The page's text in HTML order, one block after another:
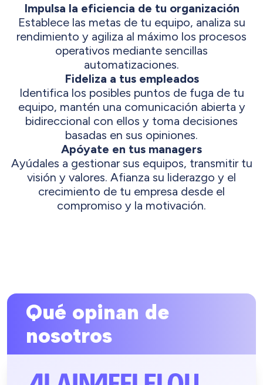
Impulsa la eficiencia de tu organización
Establece las metas de tu equipo, analiza su
rendimiento y agiliza al máximo los procesos
operativos mediante sencillas
automatizaciones.
Fideliza a tus empleados
Identifica los posibles puntos de fuga de tu
equipo, mantén una comunicación abierta y
bidireccional con ellos y toma decisiones
basadas en sus opiniones.
Apóyate en tus managers
Ayúdales a gestionar sus equipos, transmitir tu
visión y valores. Afianza su liderazgo y el
crecimiento de tu empresa desde el
compromiso y la motivación.
Qué opinan de
nosotros